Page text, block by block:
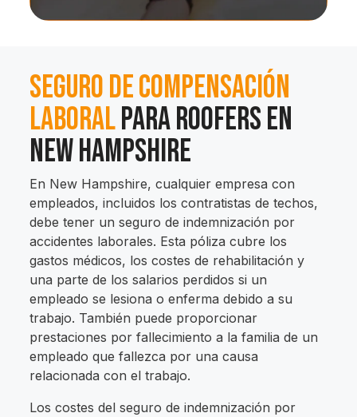
Seguro De Compensación
LaboralPara Roofers En
New Hampshire
En New Hampshire, cualquier empresa con
empleados, incluidos los contratistas de techos,
debe tener un seguro de indemnización por
accidentes laborales. Esta póliza cubre los
gastos médicos, los costes de rehabilitación y
una parte de los salarios perdidos si un
empleado se lesiona o enferma debido a su
trabajo. También puede proporcionar
prestaciones por fallecimiento a la familia de un
empleado que fallezca por una causa
relacionada con el trabajo.
Los costes del seguro de indemnización por